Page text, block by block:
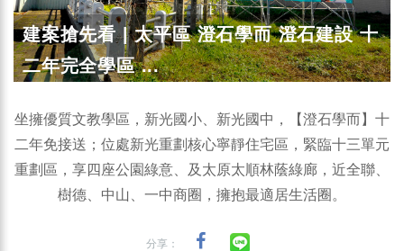
建案搶先看 | 太平區 澄石學而 澄石建設 十
二年完全學區 ...
坐擁優質文教學區，新光國小、新光國中，【澄石學而】十
二年免接送；位處新光重劃核心寧靜住宅區，緊臨十三單元
重劃區，享四座公園綠意、及太原太順林蔭綠廊，近全聯、
樹德、中山、一中商圈，擁抱最適居生活圈。
分享：